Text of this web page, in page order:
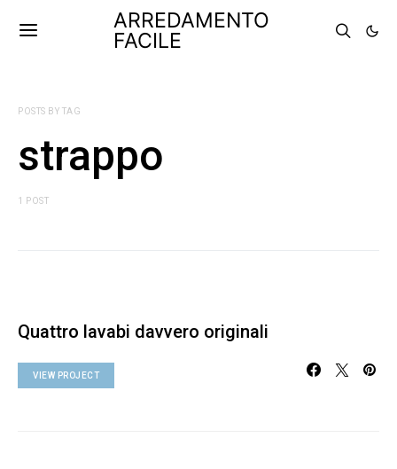
ARREDAMENTO
FACILE
POSTS BY TAG
strappo
1 POST
Quattro lavabi davvero originali
VIEW PROJECT